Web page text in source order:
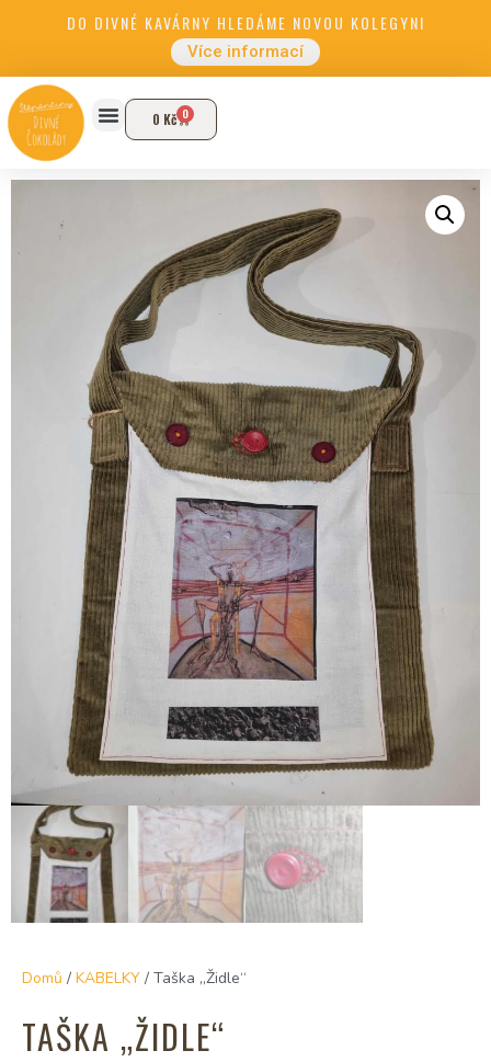
DO DIVNÉ KAVÁRNY HLEDÁME NOVOU KOLEGYNI
Více informací
0 Kč 0
Domů / KABELKY / Taška „Židle“
TAŠKA „ŽIDLE“